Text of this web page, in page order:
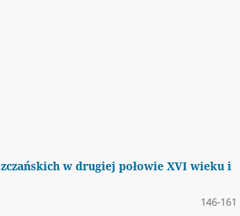
w drugiej połowie XVI wieku i
146-161